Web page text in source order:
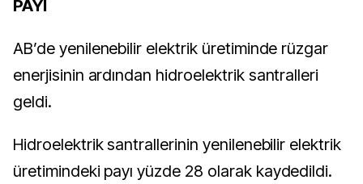
PAYI
AB’de yenilenebilir elektrik üretiminde rüzgar
enerjisinin ardından hidroelektrik santralleri
geldi.
Hidroelektrik santrallerinin yenilenebilir elektrik
üretimindeki payı yüzde 28 olarak kaydedildi.